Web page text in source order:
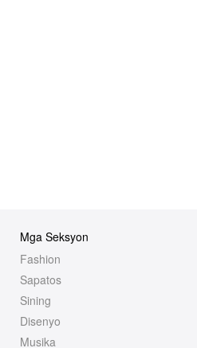
Mga Seksyon
Fashion
Sapatos
Sining
Disenyo
Musika